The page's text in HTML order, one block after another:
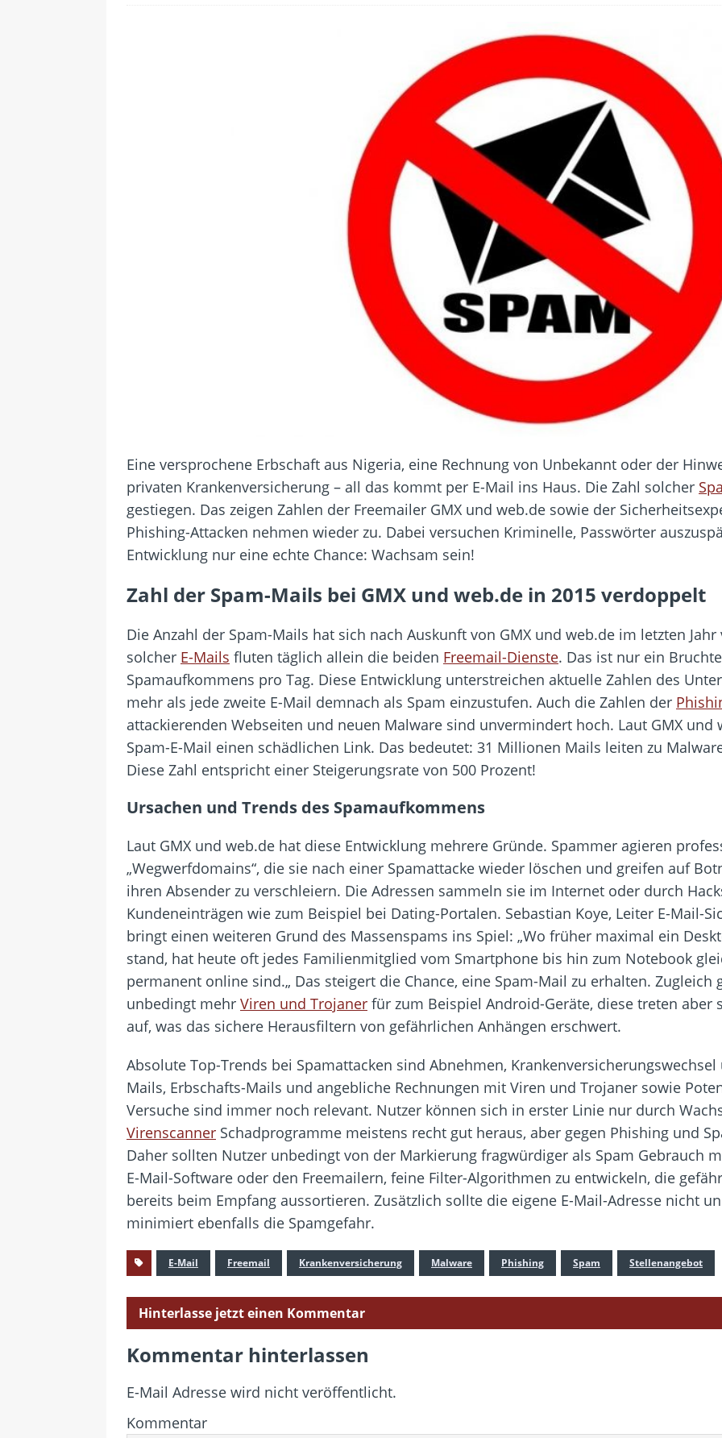
Wichtiges BGH-Urteil – Verbraucherrechte bei Online-Kündigung gestärkt
BKA zerschlägt weltweit aktive Phishing-Plattform „Kratos“ – Hunderttausende Opfer
Wahlfreiheit der Verbraucher gestärkt – Gerichtsurteil zu Apple
Eine versprochene Erbschaft aus Nigeria, eine Rechnung von Unbekannt oder der
privaten Krankenversicherung – all das kommt per E-Mail ins Haus. Die Zahl solcher
gestiegen. Das zeigen Zahlen der Freemailer GMX und web.de sowie der
Phishing-Attacken nehmen wieder zu. Dabei versuchen Kriminelle, Passwörter
Entwicklung nur eine echte Chance: Wachsam sein!
Zahl der Spam-Mails bei GMX und web.de in 2015 verdoppelt
Die Anzahl der Spam-Mails hat sich nach Auskunft von GMX und web.de im letzten
solcher E-Mails fluten täglich allein die beiden Freemail-Dienste. Das ist nur ein
Spamaufkommens pro Tag. Diese Entwicklung unterstreichen aktuelle Zahlen des
mehr als jede zweite E-Mail demnach als Spam einzustufen. Auch die Zahlen der
attackierenden Webseiten und neuen Malware sind unvermindert hoch. Laut GMX
Spam-E-Mail einen schädlichen Link. Das bedeutet: 31 Millionen Mails leiten zu
Diese Zahl entspricht einer Steigerungsrate von 500 Prozent!
Ursachen und Trends des Spamaufkommens
Laut GMX und web.de hat diese Entwicklung mehrere Gründe. Spammer agieren
„Wegwerfdomains“, die sie nach einer Spamattacke wieder löschen und greifen auf
ihren Absender zu verschleiern. Die Adressen sammeln sie im Internet oder durch
Kundeneinträgen wie zum Beispiel bei Dating-Portalen. Sebastian Koye, Leiter E-Mail-
bringt einen weiteren Grund des Massenspams ins Spiel: „Wo früher maximal ein
stand, hat heute oft jedes Familienmitglied vom Smartphone bis hin zum Notebook
permanent online sind.„ Das steigert die Chance, eine Spam-Mail zu erhalten.
unbedingt mehr Viren und Trojaner für zum Beispiel Android-Geräte, diese treten aber
auf, was das sichere Herausfiltern von gefährlichen Anhängen erschwert.
Absolute Top-Trends bei Spamattacken sind Abnehmen,
Mails, Erbschafts-Mails und angebliche Rechnungen mit Viren und Trojaner sowie
Versuche sind immer noch relevant. Nutzer können sich in erster Linie nur durch
Virenscanner Schadprogramme meistens recht gut heraus, aber gegen Phishing und
Daher sollten Nutzer unbedingt von der Markierung fragwürdiger als Spam Gebrauch
E-Mail-Software oder den Freemailern, feine Filter-Algorithmen zu entwickeln, die
bereits beim Empfang aussortieren. Zusätzlich sollte die eigene E-Mail-Adresse nicht
minimiert ebenfalls die Spamgefahr.
E-Mail Freemail Krankenversicherung Malware Phishing Spam Stellenangebot
Hinterlasse jetzt einen Kommentar
Kommentar hinterlassen
E-Mail Adresse wird nicht veröffentlicht.
Kommentar